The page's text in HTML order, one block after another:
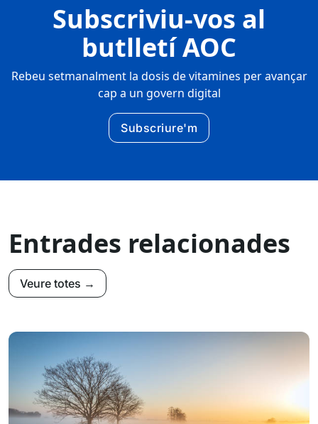
Subscriviu-vos al
butlletí AOC
Rebeu setmanalment la dosis de vitamines per avançar
cap a un govern digital
Subscriure'm
Entrades relacionades
Veure totes →